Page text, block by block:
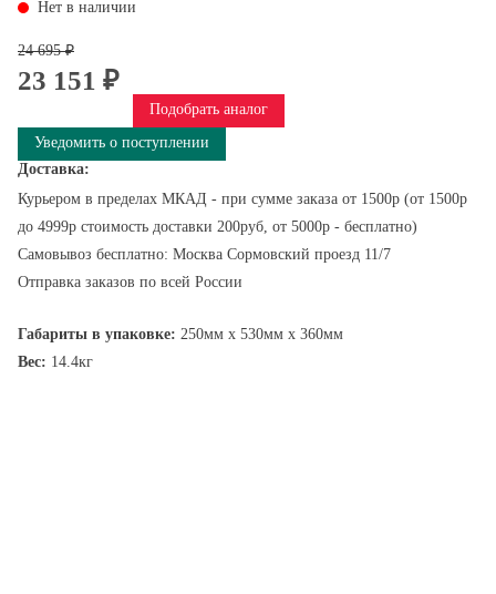
Нет в наличии
24 695 ₽
23 151 ₽
Подобрать аналог
Уведомить о поступлении
Доставка:
Курьером в пределах МКАД - при сумме заказа от 1500р (от 1500р
до 4999р стоимость доставки 200руб, от 5000р - бесплатно)
Самовывоз бесплатно: Москва Сормовский проезд 11/7
Отправка заказов по всей России
Габариты в упаковке: 250мм x 530мм x 360мм
Вес: 14.4кг